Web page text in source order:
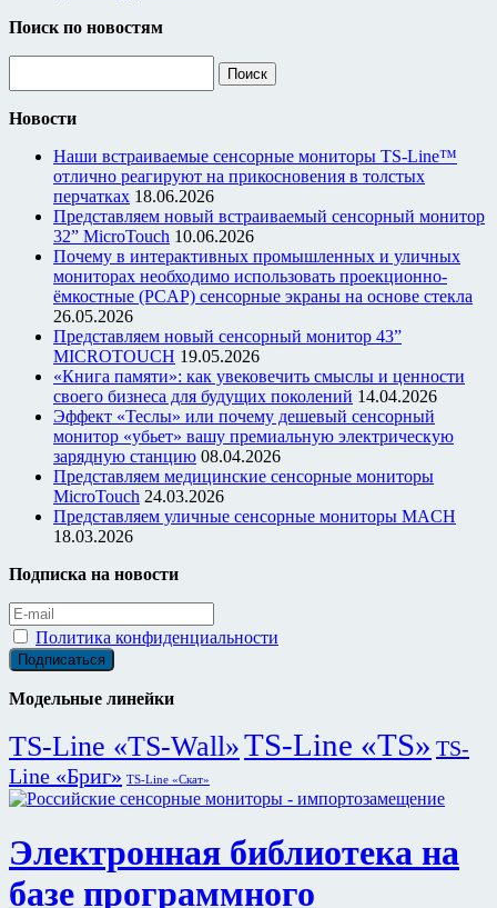
Поиск по новостям
Новости
Наши встраиваемые сенсорные мониторы TS-Line™
отлично реагируют на прикосновения в толстых
перчатках 18.06.2026
Представляем новый встраиваемый сенсорный монитор
32” MicroTouch 10.06.2026
Почему в интерактивных промышленных и уличных
мониторах необходимо использовать проекционно-
ёмкостные (PCAP) сенсорные экраны на основе стекла
26.05.2026
Представляем новый сенсорный монитор 43”
MICROTOUCH 19.05.2026
«Книга памяти»: как увековечить смыслы и ценности
своего бизнеса для будущих поколений 14.04.2026
Эффект «Теслы» или почему дешевый сенсорный
монитор «убьет» вашу премиальную электрическую
зарядную станцию 08.04.2026
Представляем медицинские сенсорные мониторы
MicroTouch 24.03.2026
Представляем уличные сенсорные мониторы MACH
18.03.2026
Подписка на новости
Политика конфиденциальности
Модельные линейки
TS-Line «TS-Wall»TS-Line «TS» TS-
Line «Бриг» TS-Line «Скат»
Электронная библиотека на
базе программного